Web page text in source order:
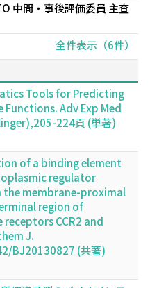
中間・事後評価委員 主査
全件表示（6件）
Tools for Predicting
Functions. Adv Exp Med
224頁 (単著)
of a binding element
regulator
the membrane-proximal
region of
receptors CCR2 and
J.
BJ20130827 (共著)